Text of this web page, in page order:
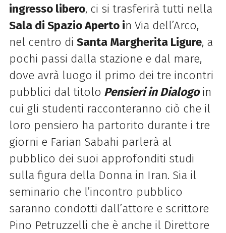
ingresso libero, ci si trasferirà tutti nella
Sala di Spazio Aperto in Via dell’Arco,
nel centro di Santa Margherita Ligure, a
pochi passi dalla stazione e dal mare,
dove avrà luogo il primo dei tre incontri
pubblici dal titolo Pensieri in Dialogoin
cui gli studenti racconteranno ciò che il
loro pensiero ha partorito durante i tre
giorni e Farian Sabahi parlerà al
pubblico dei suoi approfonditi studi
sulla figura della Donna in Iran. Sia il
seminario che l’incontro pubblico
saranno condotti dall’attore e scrittore
Pino Petruzzelli che è anche il Direttore